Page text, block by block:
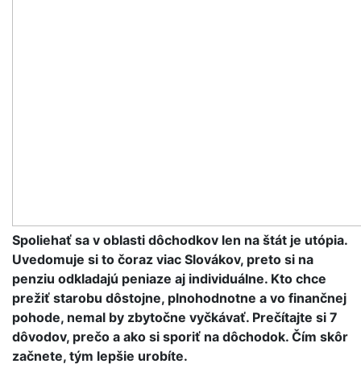
Spoliehať sa v oblasti dôchodkov len na štát je utópia.
Uvedomuje si to čoraz viac Slovákov, preto si na
penziu odkladajú peniaze aj individuálne. Kto chce
prežiť starobu dôstojne, plnohodnotne a vo finančnej
pohode, nemal by zbytočne vyčkávať. Prečítajte si 7
dôvodov, prečo a ako si sporiť na dôchodok. Čím skôr
začnete, tým lepšie urobíte.